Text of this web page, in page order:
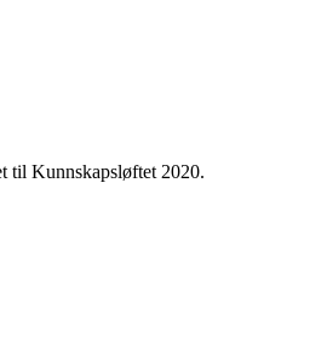
til Kunnskapsløftet 2020.